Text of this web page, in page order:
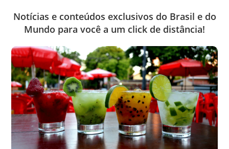
Notícias e conteúdos exclusivos do Brasil e do
Mundo para você a um click de distância!